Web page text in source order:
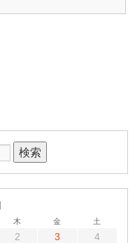
木 金 土
2 3
4